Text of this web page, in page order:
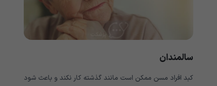
سالمندان
کبد افراد مسن ممکن است مانند گذشته کار نکند و باعث شود